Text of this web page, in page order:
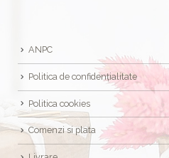
ANPC
Politica de confidențialitate
Politica cookies
Comenzi si plata